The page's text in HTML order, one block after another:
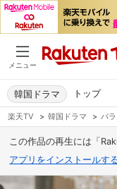
メニュー
トップ
韓国ドラマ
楽天TV > 韓国ドラマ > バ
この作品の再生には「
アプリをインストールす